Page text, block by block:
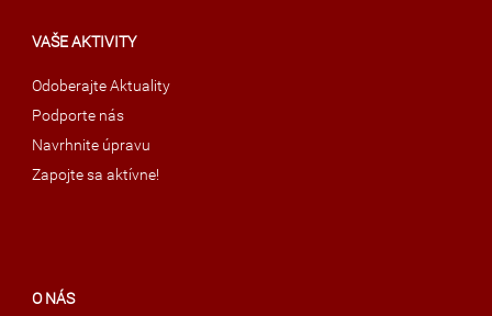
VAŠE AKTIVITY
Odoberajte Aktuality
Podporte nás
Navrhnite úpravu
Zapojte sa aktívne!
O NÁS